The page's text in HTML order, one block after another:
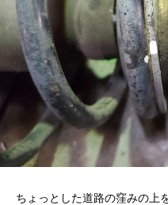
ちょっとした道路の窪みの上